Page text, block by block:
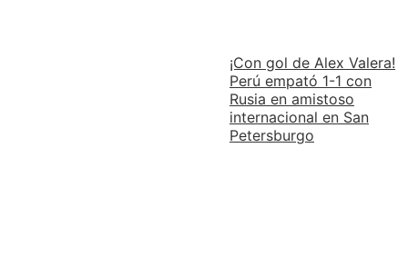
¡Con gol de Alex Valera!
Perú empató 1-1 con
Rusia en amistoso
internacional en San
Petersburgo